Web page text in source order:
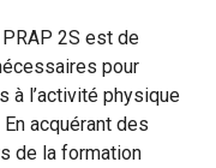
2S est de
pour
à l’activité physique
acquérant des
de la formation